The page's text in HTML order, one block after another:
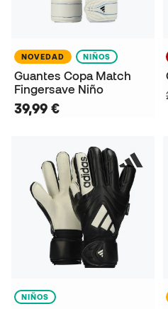
NOVEDAD NIÑOS
Guantes Copa Match
Fingersave Niño
39,99 €
NIÑOS